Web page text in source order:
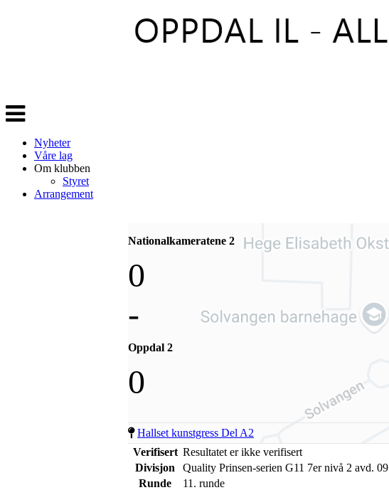
Veksle
navigasjon
Nyheter
Våre lag
Om klubben
Styret
Arrangement
Nationalkameratene 2
0
-
Oppdal 2
0
Hallset kunstgress Del A2
Verifisert Resultatet er ikke verifisert
Divisjon
Quality Prinsen-serien G11 7er nivå 2 avd. 09
Runde
11. runde